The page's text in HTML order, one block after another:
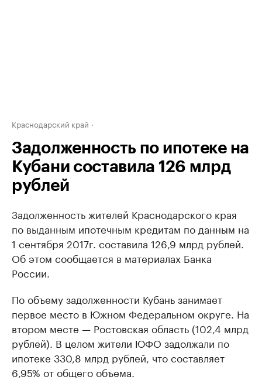
Краснодарский край
Задолженность по ипотеке на
Кубани составила 126 млрд
рублей
Задолженность жителей Краснодарского края
по выданным ипотечным кредитам по данным на
1 сентября 2017г. составила 126,9 млрд рублей.
Об этом сообщается в материалах Банка
России.
По объему задолженности Кубань занимает
первое место в Южном Федеральном округе. На
втором месте — Ростовская область (102,4 млрд
рублей). В целом жители ЮФО задолжали по
ипотеке 330,8 млрд рублей, что составляет
6,95% от общего объема.